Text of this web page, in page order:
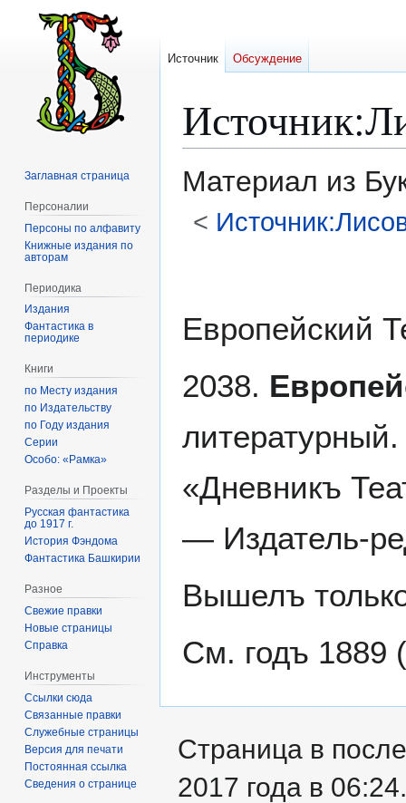
Источник:
Материал из
<
Европейский
2038.
«Дневникъ
— Издатель-
Вышелъ
См. годъ 1889
Источник Обсуждение
Заглавная страница
Персоналии
Персоны по алфавиту
Книжные издания по
авторам
Периодика
Издания
Фантастика в
периодике
Книги
по Месту издания
по Издательству
по Году издания
Серии
Особо: «Рамка»
Разделы и Проекты
Русская фантастика
до 1917 г.
История Фэндома
Фантастика Башкирии
Разное
Свежие правки
Новые страницы
Справка
Инструменты
Ссылки сюда
Связанные правки
Служебные страницы
Версия для печати
Постоянная ссылка
Сведения о странице
Страница в
2017 года в 06:24.